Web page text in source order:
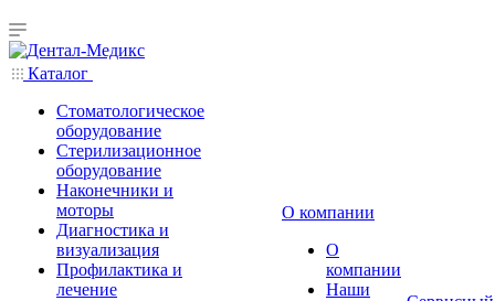
Каталог
Стоматологическое
оборудование
Стерилизационное
оборудование
Наконечники и
моторы
Диагностика и
визуализация
Профилактика и
лечение
О компании
О
компании
Наши